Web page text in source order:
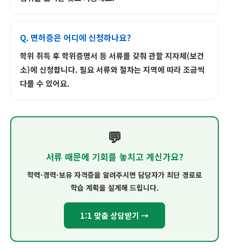
Q. 면허증은 어디에 신청하나요?
학위 취득 후 학위증명서 등 서류를 갖춰 관할 지자체(보건
소)에 신청합니다. 필요 서류와 절차는 지역에 따라 조금씩
다를 수 있어요.
💬
서류 때문에 기회를 놓치고 계신가요?
학력·경력·보유 자격증을 알려주시면 담당자가 최단 경로로
학습 계획을 설계해 드립니다.
1:1 맞춤 상담받기 →